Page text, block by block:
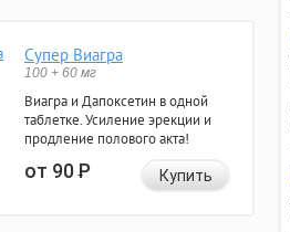
Супер Виагра
100 + 60 мг
Виагра и Дапоксетин в одной
таблетке. Усиление эрекции и
продление полового акта!
от 90Р Купить